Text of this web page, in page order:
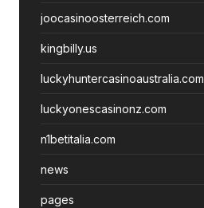
joocasinoosterreich.com
kingbilly.us
luckyhuntercasinoaustralia.com
luckyonescasinonz.com
n1betitalia.com
news
pages